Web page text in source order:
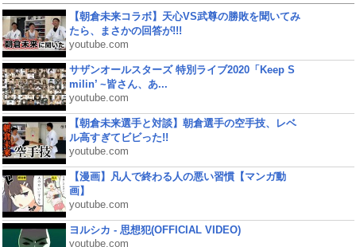
【朝倉未来コラボ】天心VS武尊の勝敗を聞いてみ
たら、まさかの回答が!!!
youtube.com
サザンオールスターズ 特別ライブ2020「Keep S
milin’ ~皆さん、あ...
youtube.com
【朝倉未来選手と対談】朝倉選手の空手技、レベ
ル高すぎてビビった!!
youtube.com
【漫画】凡人で終わる人の悪い習慣【マンガ動
画】
youtube.com
ヨルシカ - 思想犯(OFFICIAL VIDEO)
youtube.com